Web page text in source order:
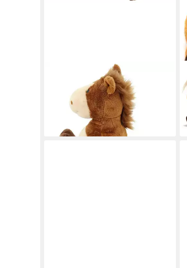
Kuscheltier Sweety Toys 70716
Plüschpferd Pferdinand Kuscheltier
Fohlen 35 cm
19,99 €
lieferbar - in 3-4 Werktagen bei dir